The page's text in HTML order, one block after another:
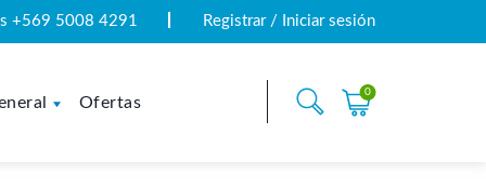
+569 5008 4291 Registrar / Iniciar sesión
Ofertas
0